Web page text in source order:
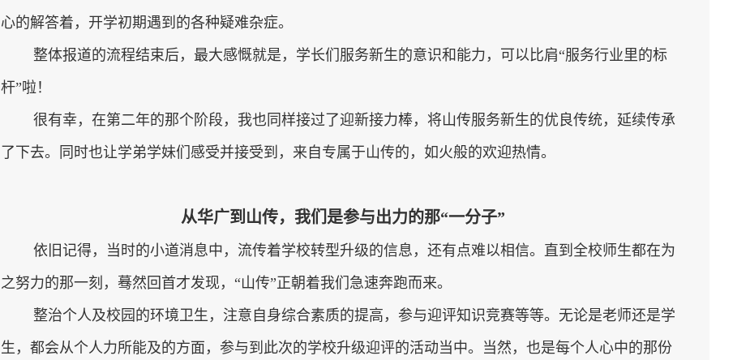
心的解答着，开学初期遇到的各种疑难杂症。
整体报道的流程结束后，最大感慨就是，学长们服务新生的意识和能力，可以比肩“服务行业里的标
杆”啦！
很有幸，在第二年的那个阶段，我也同样接过了迎新接力棒，将山传服务新生的优良传统，延续传承
了下去。同时也让学弟学妹们感受并接受到，来自专属于山传的，如火般的欢迎热情。
从华广到山传，我们是参与出力的那“一分子”
依旧记得，当时的小道消息中，流传着学校转型升级的信息，还有点难以相信。直到全校师生都在为
之努力的那一刻，蓦然回首才发现，“山传”正朝着我们急速奔跑而来。
整治个人及校园的环境卫生，注意自身综合素质的提高，参与迎评知识竞赛等等。无论是老师还是学
生，都会从个人力所能及的方面，参与到此次的学校升级迎评的活动当中。当然，也是每个人心中的那份